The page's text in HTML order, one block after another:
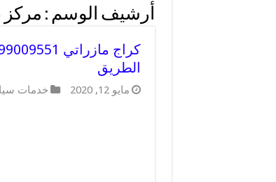
أرشيف الوسم : مركز
الطريق
مايو 12, 2020 خدمات